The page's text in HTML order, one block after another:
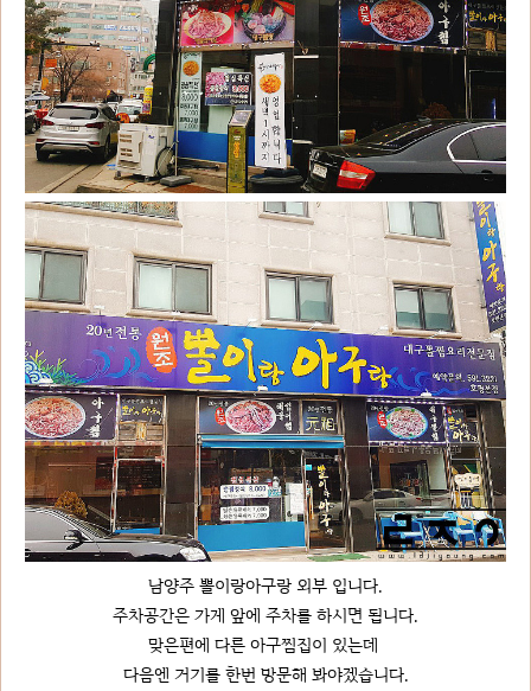
남양주 뽈이랑아구랑 외부 입니다.
주차공간은 가게 앞에 주차를 하시면 됩니다.
맞은편에 다른 아구찜집이 있는데
다음엔 거기를 한번 방문해 봐야겠습니다.